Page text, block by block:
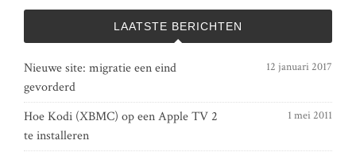
LAATSTE BERICHTEN
Nieuwe site: migratie een eind
gevorderd
12 januari 2017
Hoe Kodi (XBMC) op een Apple TV 2
te installeren
1 mei 2011